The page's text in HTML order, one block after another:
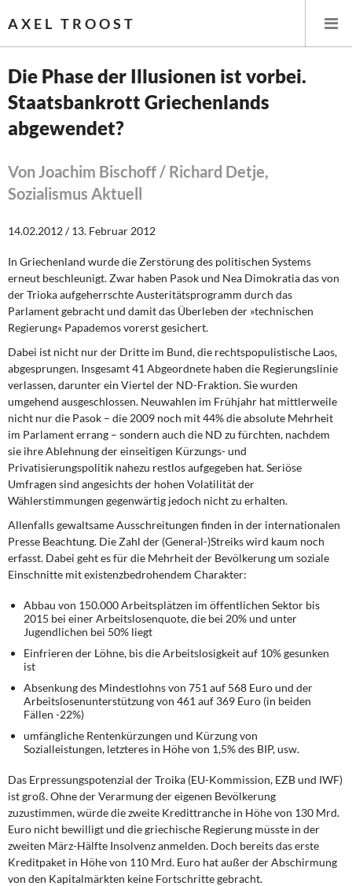
AXEL TROOST
Startseite
Themen
Leitlinien linker Wirtschafts- und Finanzpolitik
Öffentliche Infrastruktur und Daseinsvorsorge
Eurokrise und Griechenland
DIE LINKE
Weitere Themen
Memo-Gruppe
Institut Solidarische Moderne
Rosa-Luxemburg-Stiftung
Über mich
Die Phase der Illusionen ist vorbei.
Staatsbankrott Griechenlands
abgewendet?
Von Joachim Bischoff / Richard Detje,
Sozialismus Aktuell
14.02.2012 / 13. Februar 2012
In Griechenland wurde die Zerstörung des politischen Systems
erneut beschleunigt. Zwar haben Pasok und Nea Dimokratia das von
der Trioka aufgeherrschte Austeritätsprogramm durch das
Parlament gebracht und damit das Überleben der »technischen
Regierung« Papademos vorerst gesichert.
Dabei ist nicht nur der Dritte im Bund,die rechtspopulistische Laos,
abgesprungen. Insgesamt 41 Abgeordnete haben die Regierungslinie
verlassen, darunter ein Viertel der ND-Fraktion. Sie wurden
umgehend ausgeschlossen. Neuwahlen im Frühjahr hat mittlerweile
nicht nur die Pasok – die 2009 noch mit 44% die absolute Mehrheit
im Parlament errang – sondern auch die ND zu fürchten, nachdem
sie ihre Ablehnung der einseitigen Kürzungs- und
Privatisierungspolitik nahezu restlos aufgegeben hat. Seriöse
Umfragen sind angesichts der hohen Volatilität der
Wählerstimmungen gegenwärtig jedoch nicht zu erhalten.
Allenfalls gewaltsame Ausschreitungen finden in der internationalen
Presse Beachtung. Die Zahl der (General-)Streiks wird kaum noch
erfasst. Dabei geht es für die Mehrheit der Bevölkerung um soziale
Einschnitte mit existenzbedrohendem Charakter:
Abbau von 150.000 Arbeitsplätzen im öffentlichen Sektor bis
2015 bei einer Arbeitslosenquote, die bei 20% und unter
Jugendlichen bei 50% liegt
Einfrieren der Löhne, bis die Arbeitslosigkeit auf 10% gesunken
ist
Absenkung des Mindestlohns von 751 auf 568 Euro und der
Arbeitslosenunterstützung von 461 auf 369 Euro (in beiden
Fällen -22%)
umfängliche Rentenkürzungen und Kürzung von
Sozialleistungen, letzteres in Höhe von 1,5% des BIP, usw.
Das Erpressungspotenzial der Troika (EU-Kommission, EZB und IWF)
ist groß. Ohne der Verarmung der eigenen Bevölkerung
zuzustimmen, würde die zweite Kredittranche in Höhe von 130 Mrd.
Euro nicht bewilligt und die griechische Regierung müsste in der
zweiten März-Hälfte Insolvenz anmelden. Doch bereits das erste
Kreditpaket in Höhe von 110 Mrd. Euro hat außer der Abschirmung
von den Kapitalmärkten keine Fortschritte gebracht.